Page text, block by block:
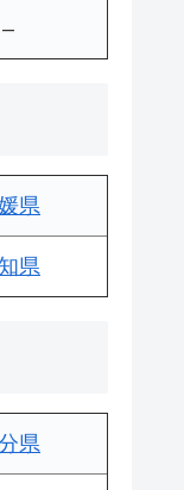
–
県
県
県